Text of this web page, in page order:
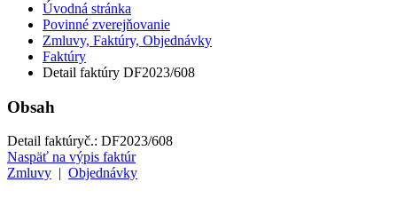
Úvodná stránka
Povinné zverejňovanie
Zmluvy, Faktúry, Objednávky
Faktúry
Detail faktúry DF2023/608
Obsah
Detail faktúryč.: DF2023/608
Naspäť na výpis faktúr
Zmluvy
Objednávky